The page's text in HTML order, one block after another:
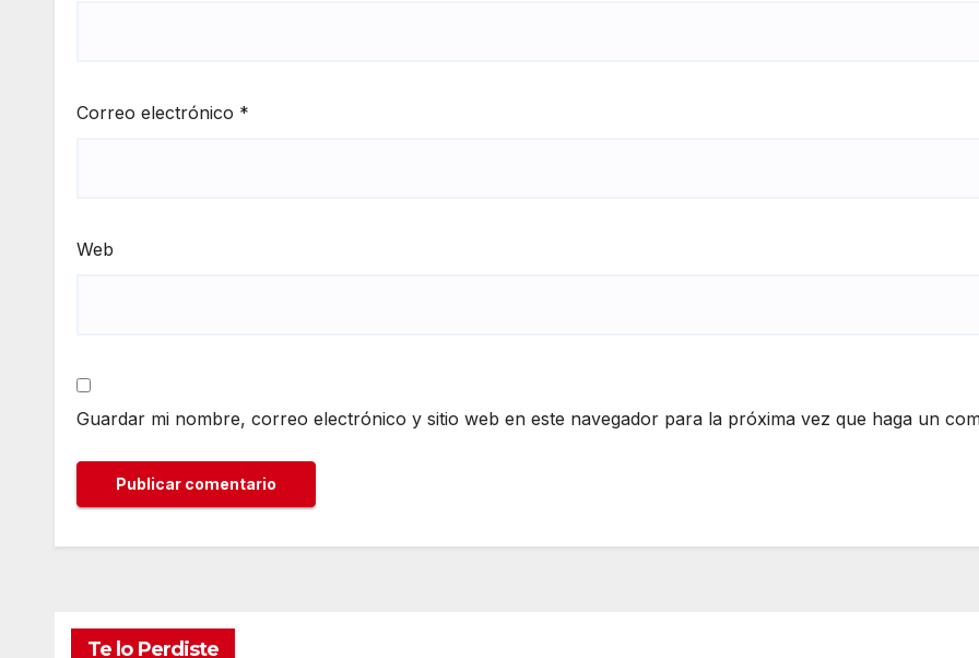
Correo electrónico *
Web
Guardar mi nombre, correo electrónico y sitio web en este navegador para la próxima vez que haga un
Te lo Perdiste